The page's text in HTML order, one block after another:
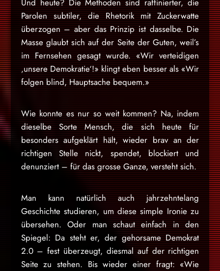
Und heute? Die Methoden sind raffinierter, die
Parolen subtiler, die Rhetorik mit Zuckerwatte
überzogen – aber das Prinzip ist dasselbe. Die
Masse glaubt sich auf der Seite der Guten, weil’s
im Fernsehen gesagt wurde. «Wir verteidigen
‚unsere Demokratie‘!» klingt eben besser als «Wir
folgen blind, Hauptsache bequem.»
Wie konnte es nur so weit kommen? Na, indem
dieselbe Sorte Mensch, die sich heute für
besonders aufgeklärt hält, wieder brav an der
richtigen Stelle nickt, spendet, blockiert und
denunziert – für das grosse Ganze, versteht sich.
Man kann natürlich auch jahrzehntelang
Geschichte studieren, um diese simple Ironie zu
übersehen. Oder man schaut einfach in den
Spiegel: Da steht er, der gehorsame Demokrat
2.0 – fest überzeugt, diesmal auf der richtigen
Seite zu stehen. Bis wieder einer fragt: «Wie